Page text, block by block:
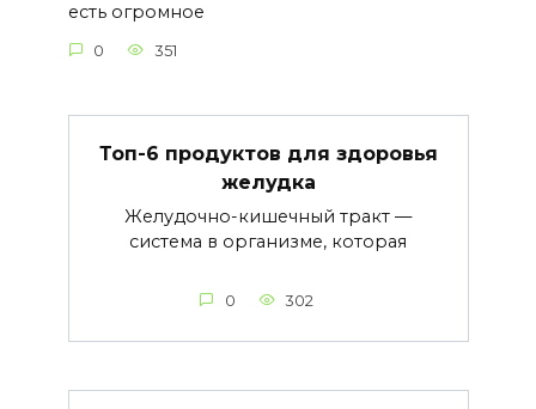
есть огромное
0 351
Топ-6 продуктов для здоровья
желудка
Желудочно-кишечный тракт —
система в организме, которая
0 302